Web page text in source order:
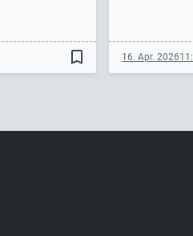
bookmark_border 16. Apr. 2026